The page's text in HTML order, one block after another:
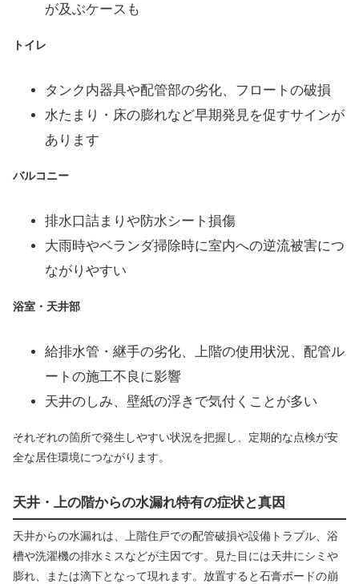
が及ぶケースも
トイレ
タンク内器具や配管部の劣化、フロートの破損
水たまり・床の膨れなど早期発見を促すサインが
あります
バルコニー
排水口詰まりや防水シート損傷
大雨時やベランダ掃除時に室内への逆流被害につ
ながりやすい
浴室・天井部
給排水管・継手の劣化、上階の使用状況、配管ル
ートの施工不良に影響
天井のしみ、壁紙の浮きで気付くことが多い
それぞれの箇所で発生しやすい状況を把握し、定期的な点検が安
全な居住環境につながります。
天井・上の階からの水漏れ特有の症状と真因
天井からの水漏れは、上階住戸での配管破損や設備トラブル、浴
槽や洗濯機の排水ミスなどが主因です。見た目には天井にシミや
膨れ、または滴下となって現れます。放置すると石膏ボードの崩